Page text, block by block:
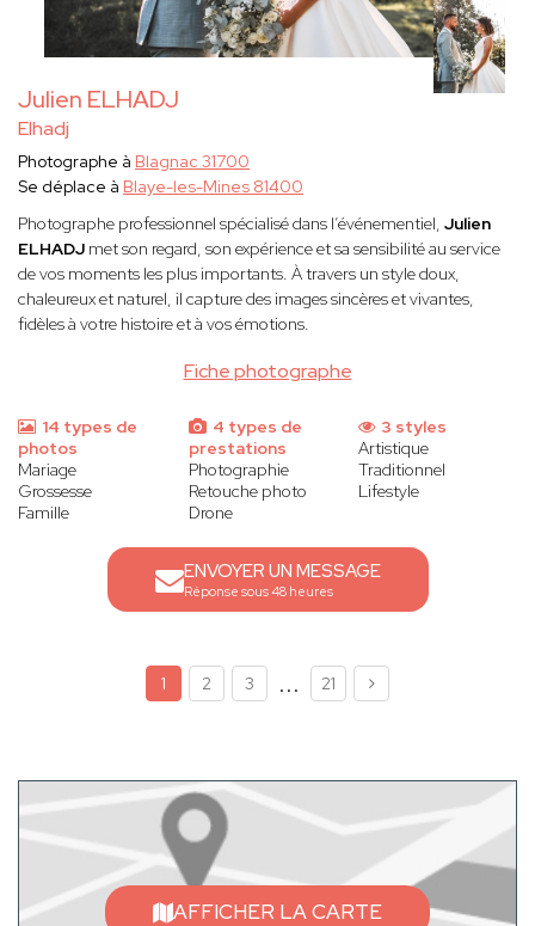
Julien ELHADJ
Elhadj
Fiche photographe
Photographe à Blagnac 31700
Se déplace à Blaye-les-Mines 81400
Photographe professionnel spécialisé dans l’événementiel, Julien
ELHADJ met son regard, son expérience et sa sensibilité au service
de vos moments les plus importants. À travers un style doux,
chaleureux et naturel, il capture des images sincères et vivantes,
fidèles à votre histoire et à vos émotions.
14 types de
photos
Mariage
Grossesse
Famille
4 types de
prestations
Photographie
Retouche photo
Drone
3 styles
Artistique
Traditionnel
Lifestyle
ENVOYER UN MESSAGE
Réponse sous 48 heures
1 2 3 ... 21
AFFICHER LA CARTE